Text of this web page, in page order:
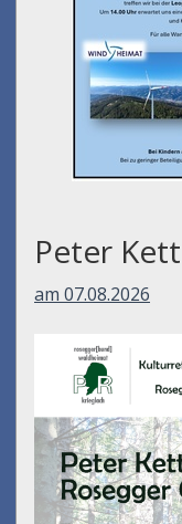
Peter
am 07.08.2026